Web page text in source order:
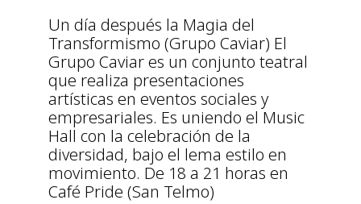
Un día después la Magia del
Transformismo (Grupo Caviar) El
Grupo Caviar es un conjunto teatral
que realiza presentaciones
artísticas en eventos sociales y
empresariales. Es uniendo el Music
Hall con la celebración de la
diversidad, bajo el lema estilo en
movimiento. De 18 a 21 horas en
Café Pride (San Telmo)